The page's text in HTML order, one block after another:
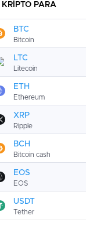
KRİPTO PARA
BTC
Bitcoin
LTC
Litecoin
ETH
Ethereum
XRP
Ripple
BCH
Bitcoin cash
EOS
EOS
USDT
Tether